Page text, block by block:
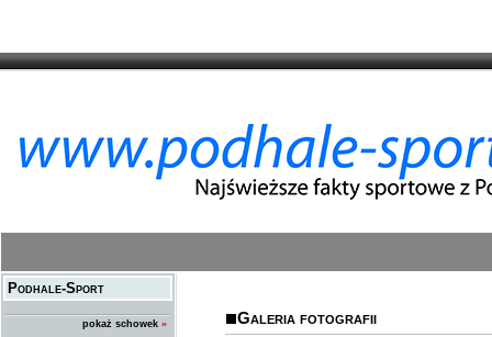
Podhale-Sport
pokaż schowek »
Galeria fotografii